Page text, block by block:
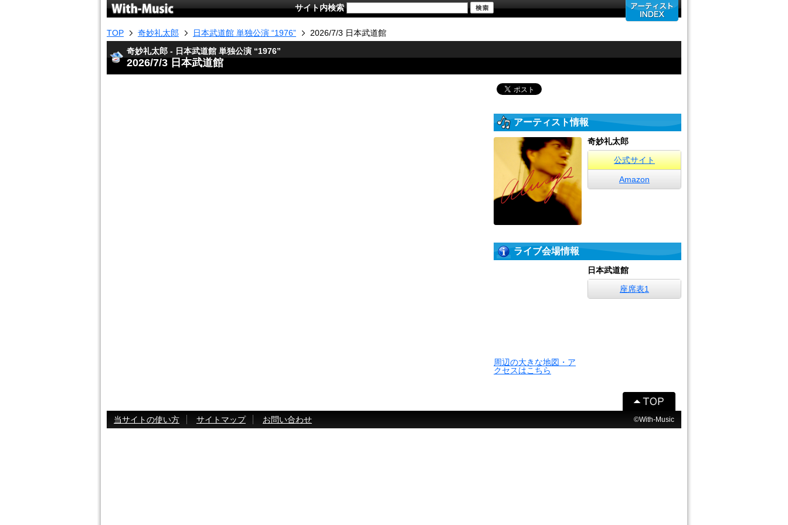
サイト内検索
TOP 奇妙礼太郎 日本武道館 単独公演 “1976”
2026/7/3 日本武道館
奇妙礼太郎 - 日本武道館 単独公演 “1976”
2026/7/3 日本武道館
アーティスト情報
奇妙礼太郎
公式サイト
Amazon
ライブ会場情報
周辺の大きな地図・ア
クセスはこちら
日本武道館
座席表1
当サイトの使い方 サイトマップ お問い合わせ ©With-Music